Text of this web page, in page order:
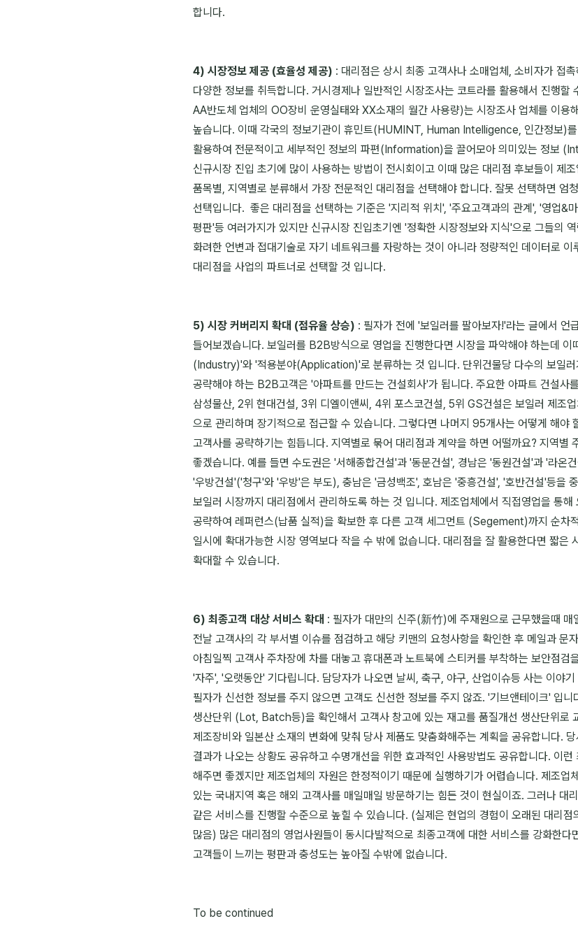
합니다.
4) 시장정보 제공 (효율성 제공) : 대리점은 상시 최종 고객사나 소매업체, 소비자가 접
다양한 정보를 취득합니다. 거시경제나 일반적인 시장조사는 코트라를 활용해서 진행할
AA반도체 업체의 OO장비 운영실태와 XX소재의 월간 사용량)는 시장조사 업체를 이용
높습니다. 이때 각국의 정보기관이 휴민트(HUMINT, Human Intelligence, 인간정보)
활용하여 전문적이고 세부적인 정보의 파편(Information)을 끌어모아 의미있는 정보
신규시장 진입 초기에 많이 사용하는 방법이 전시회이고 이때 많은 대리점 후보들이 제
품목별, 지역별로 분류해서 가장 전문적인 대리점을 선택해야 합니다. 잘못 선택하면 엄
선택입니다. 좋은 대리점을 선택하는 기준은 '지리적 위치', '주요고객과의 관계', '영업&
평판'등 여러가지가 있지만 신규시장 진입초기엔 '정확한 시장정보와 지식'으로 그들의
화려한 언변과 접대기술로 자기 네트워크를 자랑하는 것이 아니라 정량적인 데이터로
대리점을 사업의 파트너로 선택할 것 입니다.
5) 시장 커버리지 확대 (점유율 상승) : 필자가 전에 '보일러를 팔아보자!'라는 글에서 언
들어보겠습니다. 보일러를 B2B방식으로 영업을 진행한다면 시장을 파악해야 하는데 이
(Industry)'와 '적용분야(Application)'로 분류하는 것 입니다. 단위건물당 다수의 보일러
공략해야 하는 B2B고객은 '아파트를 만드는 건설회사'가 됩니다. 주요한 아파트 건설사
삼성물산, 2위 현대건설, 3위 디엘이앤씨, 4위 포스코건설, 5위 GS건설은 보일러 제조
으로 관리하며 장기적으로 접근할 수 있습니다. 그렇다면 나머지 95개사는 어떻게 해야
고객사를 공략하기는 힘듭니다. 지역별로 묶어 대리점과 계약을 하면 어떨까요? 지역별
좋겠습니다. 예를 들면 수도권은 '서해종합건설'과 '동문건설', 경남은 '동원건설'과 '라온
'우방건설'('청구'와 '우방'은 부도), 충남은 '금성백조', 호남은 '중흥건설', '호반건설'등을
보일러 시장까지 대리점에서 관리하도록 하는 것 입니다. 제조업체에서 직접영업을 통해
공략하여 레퍼런스(납품 실적)을 확보한 후 다른 고객 세그먼트 (Segement)까지 순차
일시에 확대가능한 시장 영역보다 작을 수 밖에 없습니다. 대리점을 잘 활용한다면 짧은
확대할 수 있습니다.
6) 최종고객 대상 서비스 확대 : 필자가 대만의 신주(新竹)에 주재원으로 근무했을때 매
전날 고객사의 각 부서별 이슈를 점검하고 해당 키맨의 요청사항을 확인한 후 메일과 문
아침일찍 고객사 주차장에 차를 대놓고 휴대폰과 노트북에 스티커를 부착하는 보안점검
'자주', '오랫동안' 기다립니다. 담당자가 나오면 날씨, 축구, 야구, 산업이슈등 사는 이야
필자가 신선한 정보를 주지 않으면 고객도 신선한 정보를 주지 않죠. '기브앤테이크' 입니
생산단위 (Lot, Batch등)을 확인해서 고객사 창고에 있는 재고를 품질개선 생산단위로
제조장비와 일본산 소재의 변화에 맞춰 당사 제품도 맞춤화해주는 계획을 공유합니다.
결과가 나오는 상황도 공유하고 수명개선을 위한 효과적인 사용방법도 공유합니다. 이런
해주면 좋겠지만 제조업체의 자원은 한정적이기 때문에 실행하기가 어렵습니다. 제조업
있는 국내지역 혹은 해외 고객사를 매일매일 방문하기는 힘든 것이 현실이죠. 그러나 대
같은 서비스를 진행할 수준으로 높힐 수 있습니다. (실제은 현업의 경험이 오래된 대리
많음) 많은 대리점의 영업사원들이 동시다발적으로 최종고객에 대한 서비스를 강화한다
고객들이 느끼는 평판과 충성도는 높아질 수밖에 없습니다.
To be continued